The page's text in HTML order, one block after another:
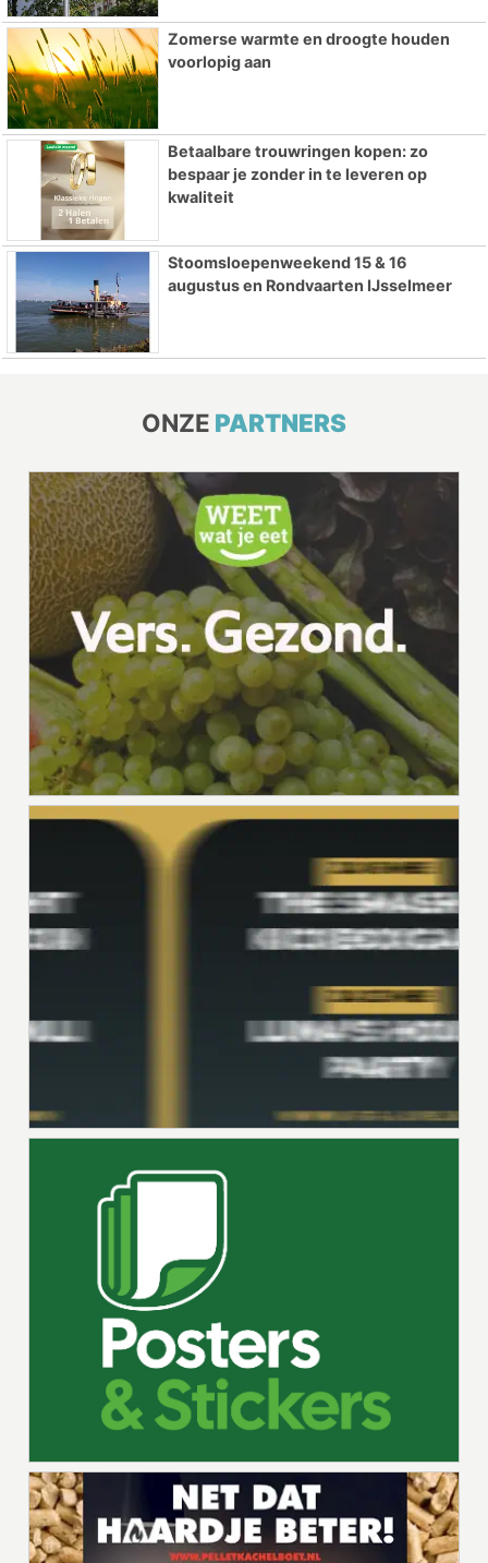
Zomerse warmte en droogte houden
voorlopig aan
Betaalbare trouwringen kopen: zo
bespaar je zonder in te leveren op
kwaliteit
Stoomsloepenweekend 15 & 16
augustus en Rondvaarten IJsselmeer
ONZE PARTNERS